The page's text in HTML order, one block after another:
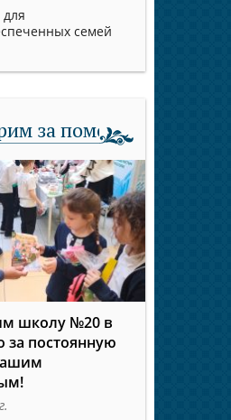
семей
за помощь
школу №20 в
за постоянную